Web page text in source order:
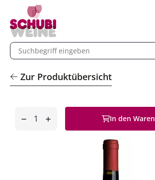
eingeben
Zur Produktübersicht
In den